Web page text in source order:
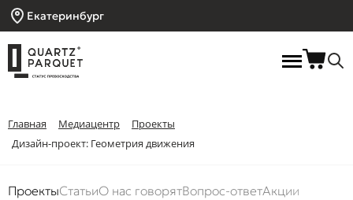
Екатеринбург
Главная Медиацентр
Проекты
Дизайн-проект: Геометрия движения
ПроектыСтатьиО нас говорятВопрос-ответАкции